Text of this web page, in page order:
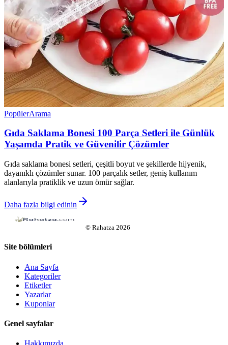
PopülerArama
Gıda Saklama Bonesi 100 Parça Setleri ile Günlük
Yaşamda Pratik ve Güvenilir Çözümler
Gıda saklama bonesi setleri, çeşitli boyut ve şekillerde hijyenik,
dayanıklı çözümler sunar. 100 parçalık setler, geniş kullanım
alanlarıyla pratiklik ve uzun ömür sağlar.
Daha fazla bilgi edinin
© Rahatza 2026
Site bölümleri
Ana Sayfa
Kategoriler
Etiketler
Yazarlar
Kuponlar
Genel sayfalar